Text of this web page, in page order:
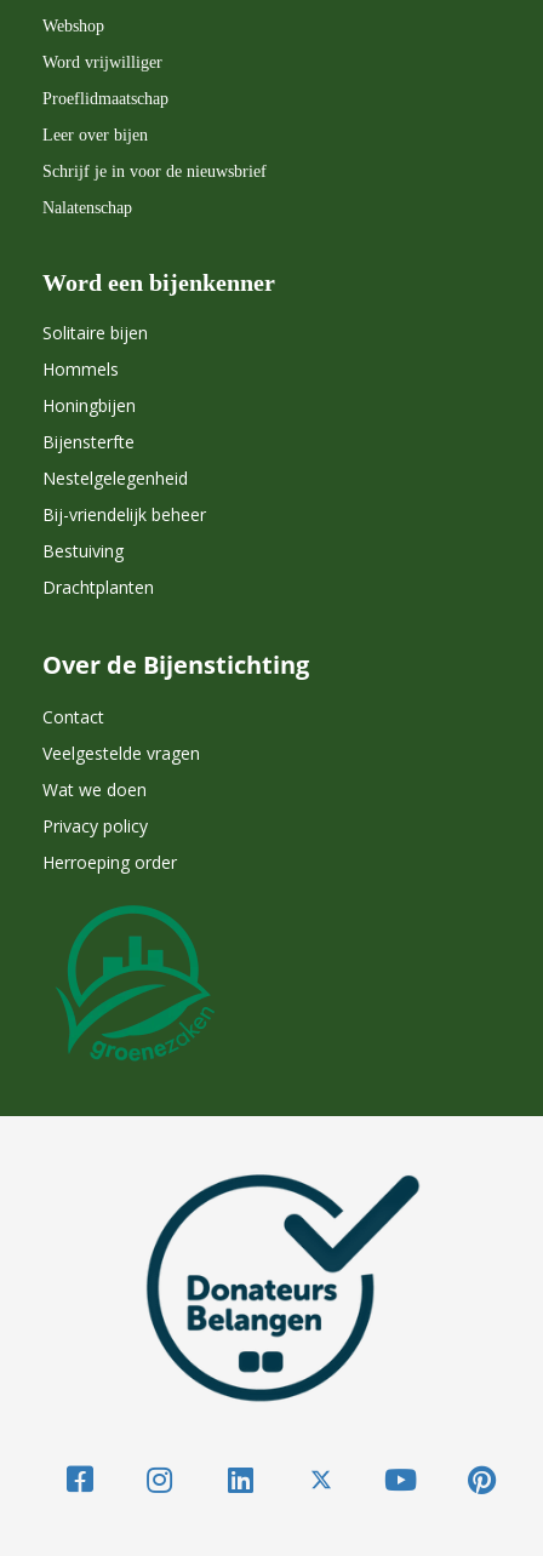
Webshop
Word vrijwilliger
Proeflidmaatschap
Leer over bijen
Schrijf je in voor de nieuwsbrief
Nalatenschap
Word een bijenkenner
Solitaire bijen
Hommels
Honingbijen
Bijensterfte
Nestelgelegenheid
Bij-vriendelijk beheer
Bestuiving
Drachtplanten
Over de Bijenstichting
Contact
Veelgestelde vragen
Wat we doen
Privacy policy
Herroeping order